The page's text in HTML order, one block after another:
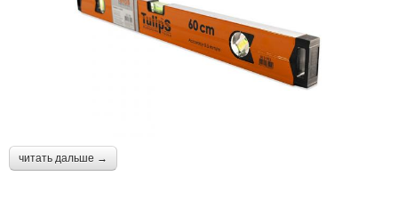
читать дальше →